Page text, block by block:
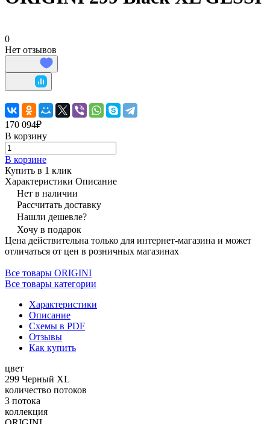
0
Нет отзывов
170 094₽
В корзину
В корзине
Купить в 1 клик
Характеристики Описание
Нет в наличии
Рассчитать доставку
Нашли дешевле?
Хочу в подарок
Цена действительна только для интернет-магазина и может
отличаться от цен в розничных магазинах
Все товары ORIGINI
Все товары категории
Характеристики
Описание
Схемы в PDF
Отзывы
Как купить
цвет
299 Черный XL
количество потоков
3 потока
коллекция